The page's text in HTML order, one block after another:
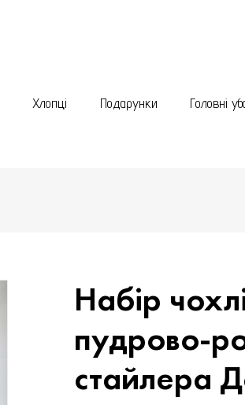
Хлопці Подарунки Головні
Набір
пудрово-
стайлера